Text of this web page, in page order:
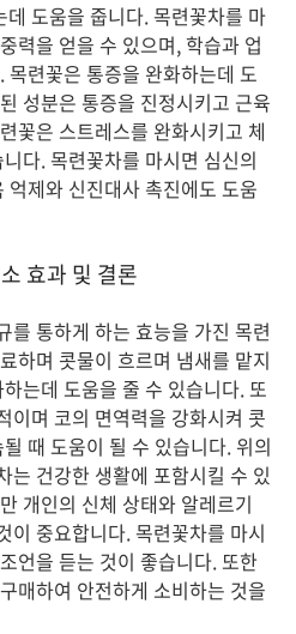
도움을 줍니다. 목련꽃차를 마
력을 얻을 수 있으며, 학습과 업
련꽃은 통증을 완화하는데 도
성분은 통증을 진정시키고 근육
꽃은 스트레스를 완화시키고 체
다. 목련꽃차를 마시면 심신의
제와 신진대사 촉진에도 도움
효과 및 결론
를 통하게 하는 효능을 가진 목련
하며 콧물이 흐르며 냄새를 맡지
는데 도움을 줄 수 있습니다. 또
이며 코의 면역력을 강화시켜 콧
때 도움이 될 수 있습니다. 위의
는 건강한 생활에 포함시킬 수 있
개인의 신체 상태와 알레르기
이 중요합니다. 목련꽃차를 마시
언을 듣는 것이 좋습니다. 또한
매하여 안전하게 소비하는 것을